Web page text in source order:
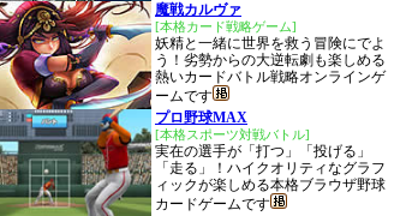
魔戦カルヴァ
[本格カード戦略ゲーム]
妖精と一緒に世界を救う冒険にでよ
う！劣勢からの大逆転劇も楽しめる
熱いカードバトル戦略オンラインゲ
ームです
プロ野球MAX
[本格スポーツ対戦バトル]
実在の選手が「打つ」「投げる」
「走る」！ハイクオリティなグラフ
ィックが楽しめる本格ブラウザ野球
カードゲームです